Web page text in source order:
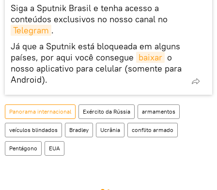
Siga a Sputnik Brasil e tenha acesso a
conteúdos exclusivos no nosso canal no
Telegram .
Já que a Sputnik está bloqueada em alguns
países, por aqui você consegue baixar o
nosso aplicativo para celular (somente para
Android).
Panorama internacional Exército da Rússia armamentos
veículos blindados Bradley Ucrânia conflito armado
Pentágono EUA